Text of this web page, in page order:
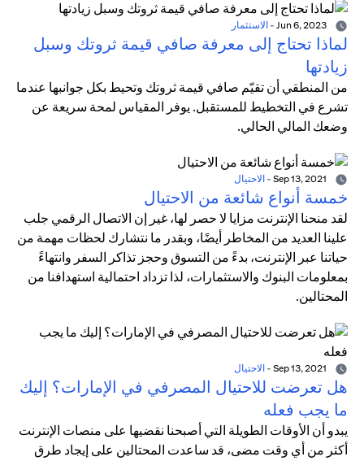
- الاستثمار
لماذا تحتاج إلى معرفة صافي قيمة ثروتك وسبل
زيادتها
من المنطقي أن تقيّم صافي قيمة ثروتك وتحيط بكل جوانبها عندما
تشرع في التخطيط للمستقبل. يوفر المقياس لمحة سريعة عن
وضعك المالي الحالي.
- الاحتيال
خمسة أنواع شائعة من الاحتيال
لقد منحنا الإنترنت مزايا لا حصر لها، غير إن الاتصال الرقمي جلب
علينا العديد من المخاطر أيضًا، وبقدر ما نتشارك لحظات مهمة من
حياتنا عبر الإنترنت، بدءً من التسوق وحجز تذاكر السفر وانتهاءً
بمعلومات البنوك والاستثمارات، لذا تزداد احتمالية استهدافنا من
المحتالين.
- الاحتيال
هل تعرضت للاحتيال المصرفي في الإمارات؟ إليك
ما يجب فعله
يبدو أن الأوقات الطويلة التي أصبحنا نقضيها على منصات الإنترنت
أكثر من أي وقت مضى، قد ساعدت المحتالين على إيجاد طرق